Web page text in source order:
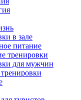
в зале
питание
тренировки
для мужчин